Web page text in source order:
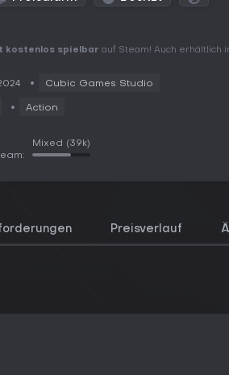
kostenlos spielbar auf Steam! Auch erhältlich
Cubic Games Studio
Action
Mixed (39k)
Preisverlauf